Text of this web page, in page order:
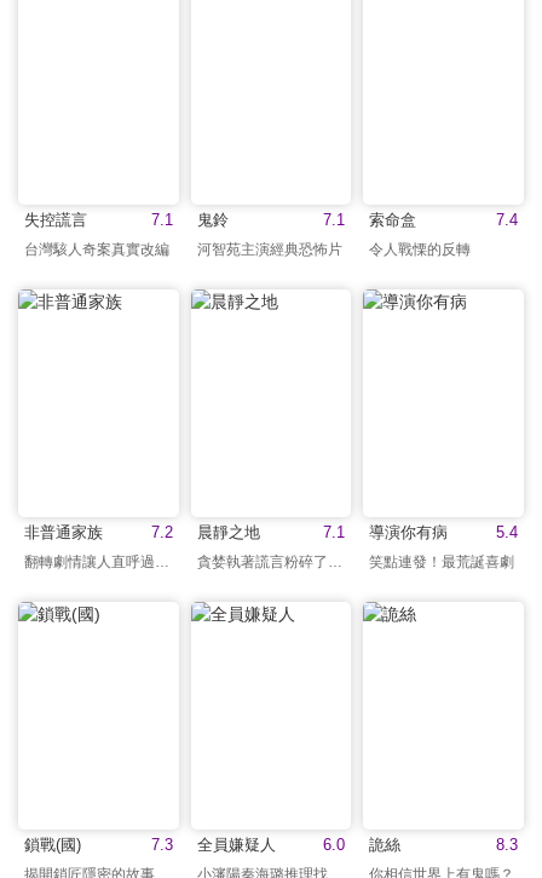
7.1
失控謊言
台灣駭人奇案真實改編
7.1
鬼鈴
河智苑主演經典恐怖片
7.4
索命盒
令人戰慄的反轉
7.2
非普通家族
翻轉劇情讓人直呼過癮！
7.1
晨靜之地
貪婪執著謊言粉碎了寧靜
5.4
導演你有病
笑點連發！最荒誕喜劇
7.3
鎖戰(國)
揭開鎖匠隱密的故事
6.0
全員嫌疑人
小瀋陽秦海璐推理找真凶
8.3
詭絲
你相信世界上有鬼嗎？